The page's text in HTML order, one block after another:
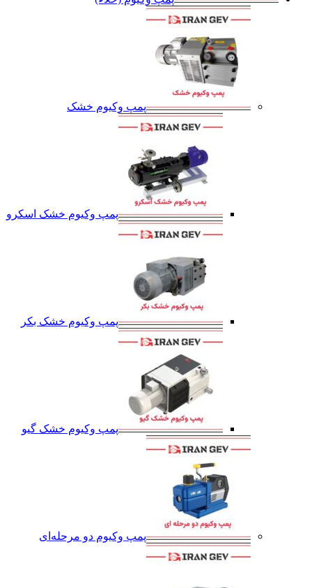
پمپ وکیوم خشک
پمپ وکیوم خشک اسکرو
پمپ وکیوم خشک بکر
پمپ وکیوم خشک گیو
پمپ وکیوم دو مرحله‌ای